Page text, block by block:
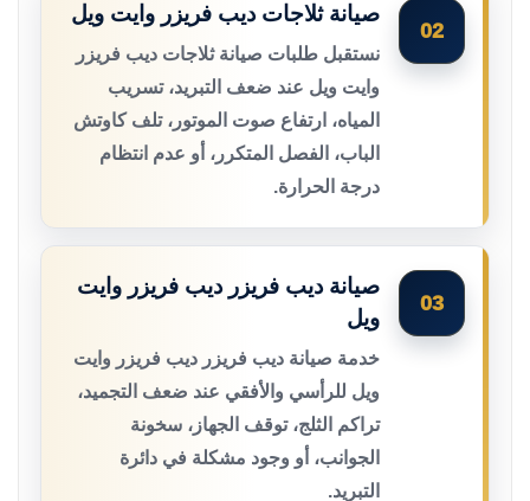
02
صيانة ثلاجات ديب فريزر وايت ويل
نستقبل طلبات صيانة ثلاجات ديب فريزر
وايت ويل عند ضعف التبريد، تسريب
المياه، ارتفاع صوت الموتور، تلف كاوتش
الباب، الفصل المتكرر، أو عدم انتظام
درجة الحرارة.
03
صيانة ديب فريزر ديب فريزر وايت
ويل
خدمة صيانة ديب فريزر ديب فريزر وايت
ويل للرأسي والأفقي عند ضعف التجميد،
تراكم الثلج، توقف الجهاز، سخونة
الجوانب، أو وجود مشكلة في دائرة
التبريد.